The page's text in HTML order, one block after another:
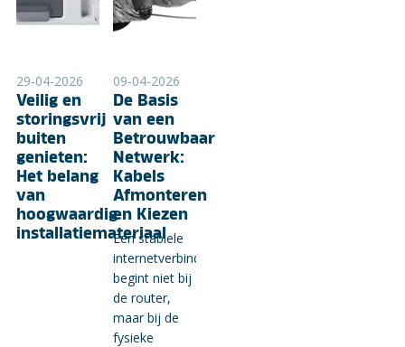
29-04-2026
Veilig en
storingsvrij
buiten
genieten:
Het belang
van
hoogwaardig
installatiemateriaal
09-04-2026
De Basis
van een
Betrouwbaar
Netwerk:
Kabels
Afmonteren
en Kiezen
Een stabiele
internetverbinding
begint niet bij
de router,
maar bij de
fysieke